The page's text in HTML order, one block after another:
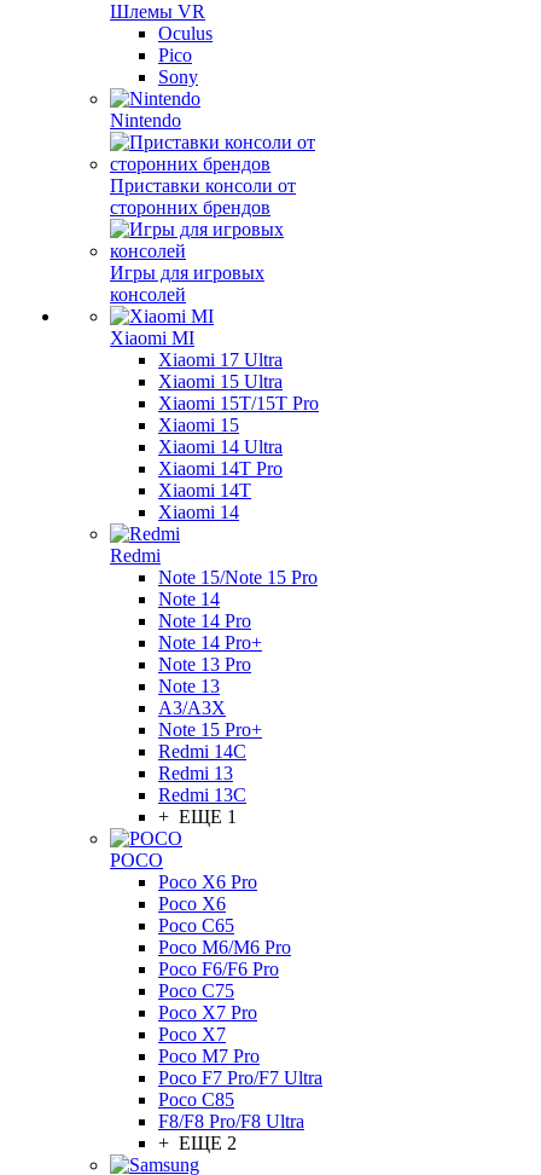
Шлемы VR
Oculus
Pico
Sony
Nintendo
Приставки консоли от
сторонних брендов
Игры для игровых
консолей
Xiaomi MI
Xiaomi 17 Ultra
Xiaomi 15 Ultra
Xiaomi 15T/15T Pro
Xiaomi 15
Xiaomi 14 Ultra
Xiaomi 14T Pro
Xiaomi 14T
Xiaomi 14
Redmi
Note 15/Note 15 Pro
Note 14
Note 14 Pro
Note 14 Pro+
Note 13 Pro
Note 13
A3/A3X
Note 15 Pro+
Redmi 14C
Redmi 13
Redmi 13C
+ ЕЩЕ 1
POCO
Poco X6 Pro
Poco X6
Poco C65
Poco M6/M6 Pro
Poco F6/F6 Pro
Poco C75
Poco X7 Pro
Poco X7
Poco M7 Pro
Poco F7 Pro/F7 Ultra
Poco C85
F8/F8 Pro/F8 Ultra
+ ЕЩЕ 2